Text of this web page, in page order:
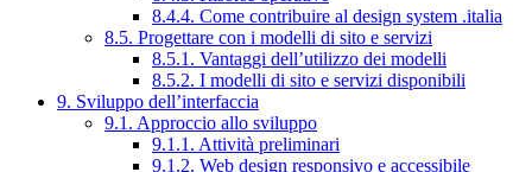
8.4.4. Come contribuire al design system .italia
8.5. Progettare con i modelli di sito e servizi
8.5.1. Vantaggi dell’utilizzo dei modelli
8.5.2. I modelli di sito e servizi disponibili
9. Sviluppo dell’interfaccia
9.1. Approccio allo sviluppo
9.1.1. Attività preliminari
9.1.2. Web design responsivo e accessibile